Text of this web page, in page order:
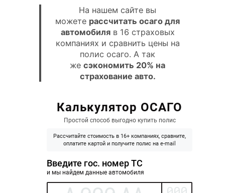
На нашем сайте вы
можете рассчитать осаго для
автомобиляв 16 страховых
компаниях и сравнить цены на
полис осаго. А так
жесэкономить 20% на
страхование авто.